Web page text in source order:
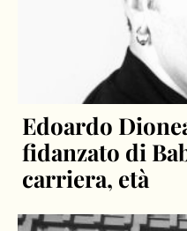
Edoardo
fidanzato di
carriera, età